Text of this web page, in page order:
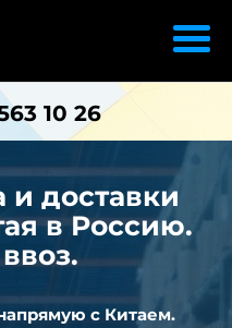
10 26
и доставки
в Россию.
с Китаем.